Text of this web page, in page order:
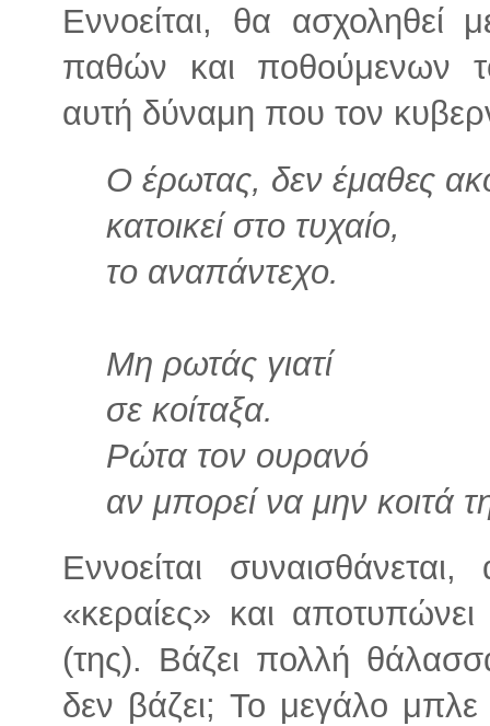
Εννοείται, θα
παθών και ποθούμενων
αυτή δύναμη που τον
Ο έρωτας, δεν έμαθες
κατοικεί στο τυχαίο,
το αναπάντεχο.
Μη ρωτάς γιατί
σε κοίταξα.
Ρώτα τον ουρανό
αν μπορεί να μην κοιτά
Εννοείται
«κεραίες» και
(της). Βάζει πολλή
δεν βάζει; Το μεγάλο